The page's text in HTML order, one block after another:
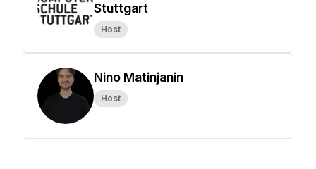
Stuttgart
Host
Nino Matinjanin
Host